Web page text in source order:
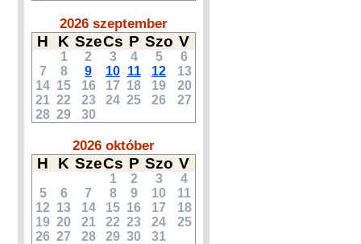
2026 szeptember
H K SzeCs P Szo V
1 2 3 4 5
6
7
8 9 10 11 12
13
14 15 16 17 18 19
20
21 22 23 24 25 26
27
28 29 30
2026 október
H K SzeCs P Szo V
1 2 3
4
5
6 7 8 9 10
11
12 13 14 15 16 17
18
19 20 21 22 23 24
25
26 27 28 29 30 31